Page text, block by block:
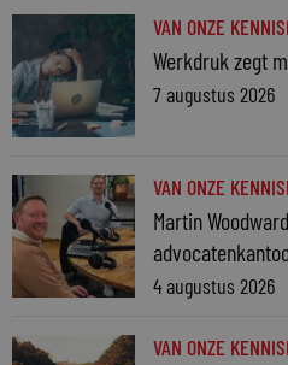
VAN ONZE
Werkdruk zegt
7 augustus 2026
VAN ONZE
Martin
4 augustus 2026
VAN ONZE